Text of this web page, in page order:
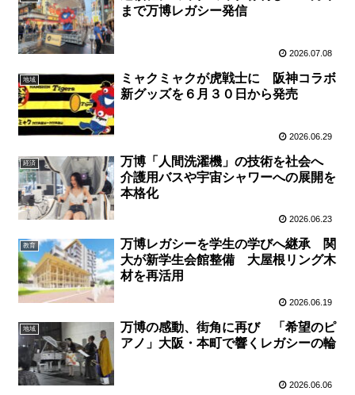
まで万博レガシー発信
2026.07.08
地域
ミャクミャクが虎戦士に 阪神コラボ
新グッズを６月３０日から発売
2026.06.29
経済
万博「人間洗濯機」の技術を社会へ
介護用バスや宇宙シャワーへの展開を
本格化
2026.06.23
教育
万博レガシーを学生の学びへ継承 関
大が新学生会館整備 大屋根リング木
材を再活用
2026.06.19
地域
万博の感動、街角に再び 「希望のピ
アノ」大阪・本町で響くレガシーの輪
2026.06.06